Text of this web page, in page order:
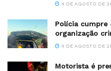
4 DE AGOSTO DE
Polícia cumpre
organização
4 DE AGOSTO DE
Motorista é